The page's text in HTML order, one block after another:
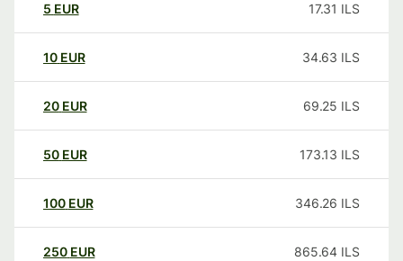
5 EUR 17.31 ILS
10 EUR 34.63 ILS
20 EUR 69.25 ILS
50 EUR 173.13 ILS
100 EUR 346.26 ILS
250 EUR 865.64 ILS